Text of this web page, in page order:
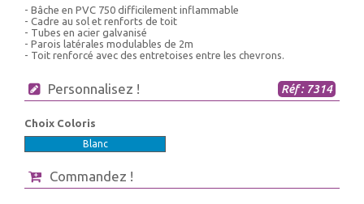
- Bâche en PVC 750 difficilement inflammable
- Cadre au sol et renforts de toit
- Tubes en acier galvanisé
- Parois latérales modulables de 2m
- Toit renforcé avec des entretoises entre les chevrons.
Personnalisez ! Réf : 7314
Choix Coloris
Blanc
Commandez !